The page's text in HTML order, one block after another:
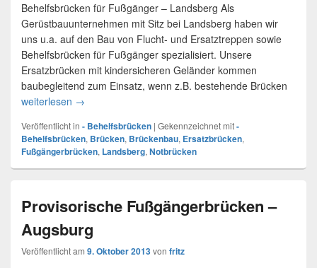
Behelfsbrücken für Fußgänger – Landsberg Als
Gerüstbauunternehmen mit Sitz bei Landsberg haben wir
uns u.a. auf den Bau von Flucht- und Ersatztreppen sowie
Behelfsbrücken für Fußgänger spezialisiert. Unsere
Ersatzbrücken mit kindersicheren Geländer kommen
baubegleitend zum Einsatz, wenn z.B. bestehende Brücken
weiterlesen Fußgänger-Brücken Landsberg
→
Veröffentlicht in - Behelfsbrücken | Gekennzeichnet mit-
Behelfsbrücken, Brücken, Brückenbau, Ersatzbrücken,
Fußgängerbrücken, Landsberg, Notbrücken
Provisorische Fußgängerbrücken –
Augsburg
Veröffentlicht am 9. Oktober 2013von fritz